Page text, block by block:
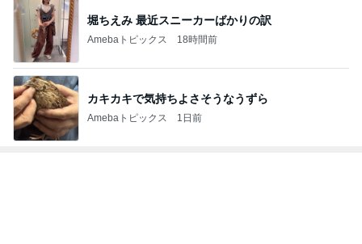
堀ちえみ 最近スニーカーばかりの訳
Amebaトピックス 18時間前
カキカキで気持ちよさそうなうずら
Amebaトピックス 1日前